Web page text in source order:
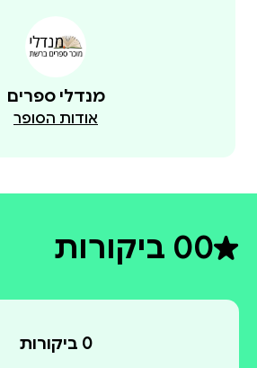
מנדלי ספרים
אודות הסופר
0דירוג ממוצע 0 מתוך 5
0 ביקורות
0 ביקורות